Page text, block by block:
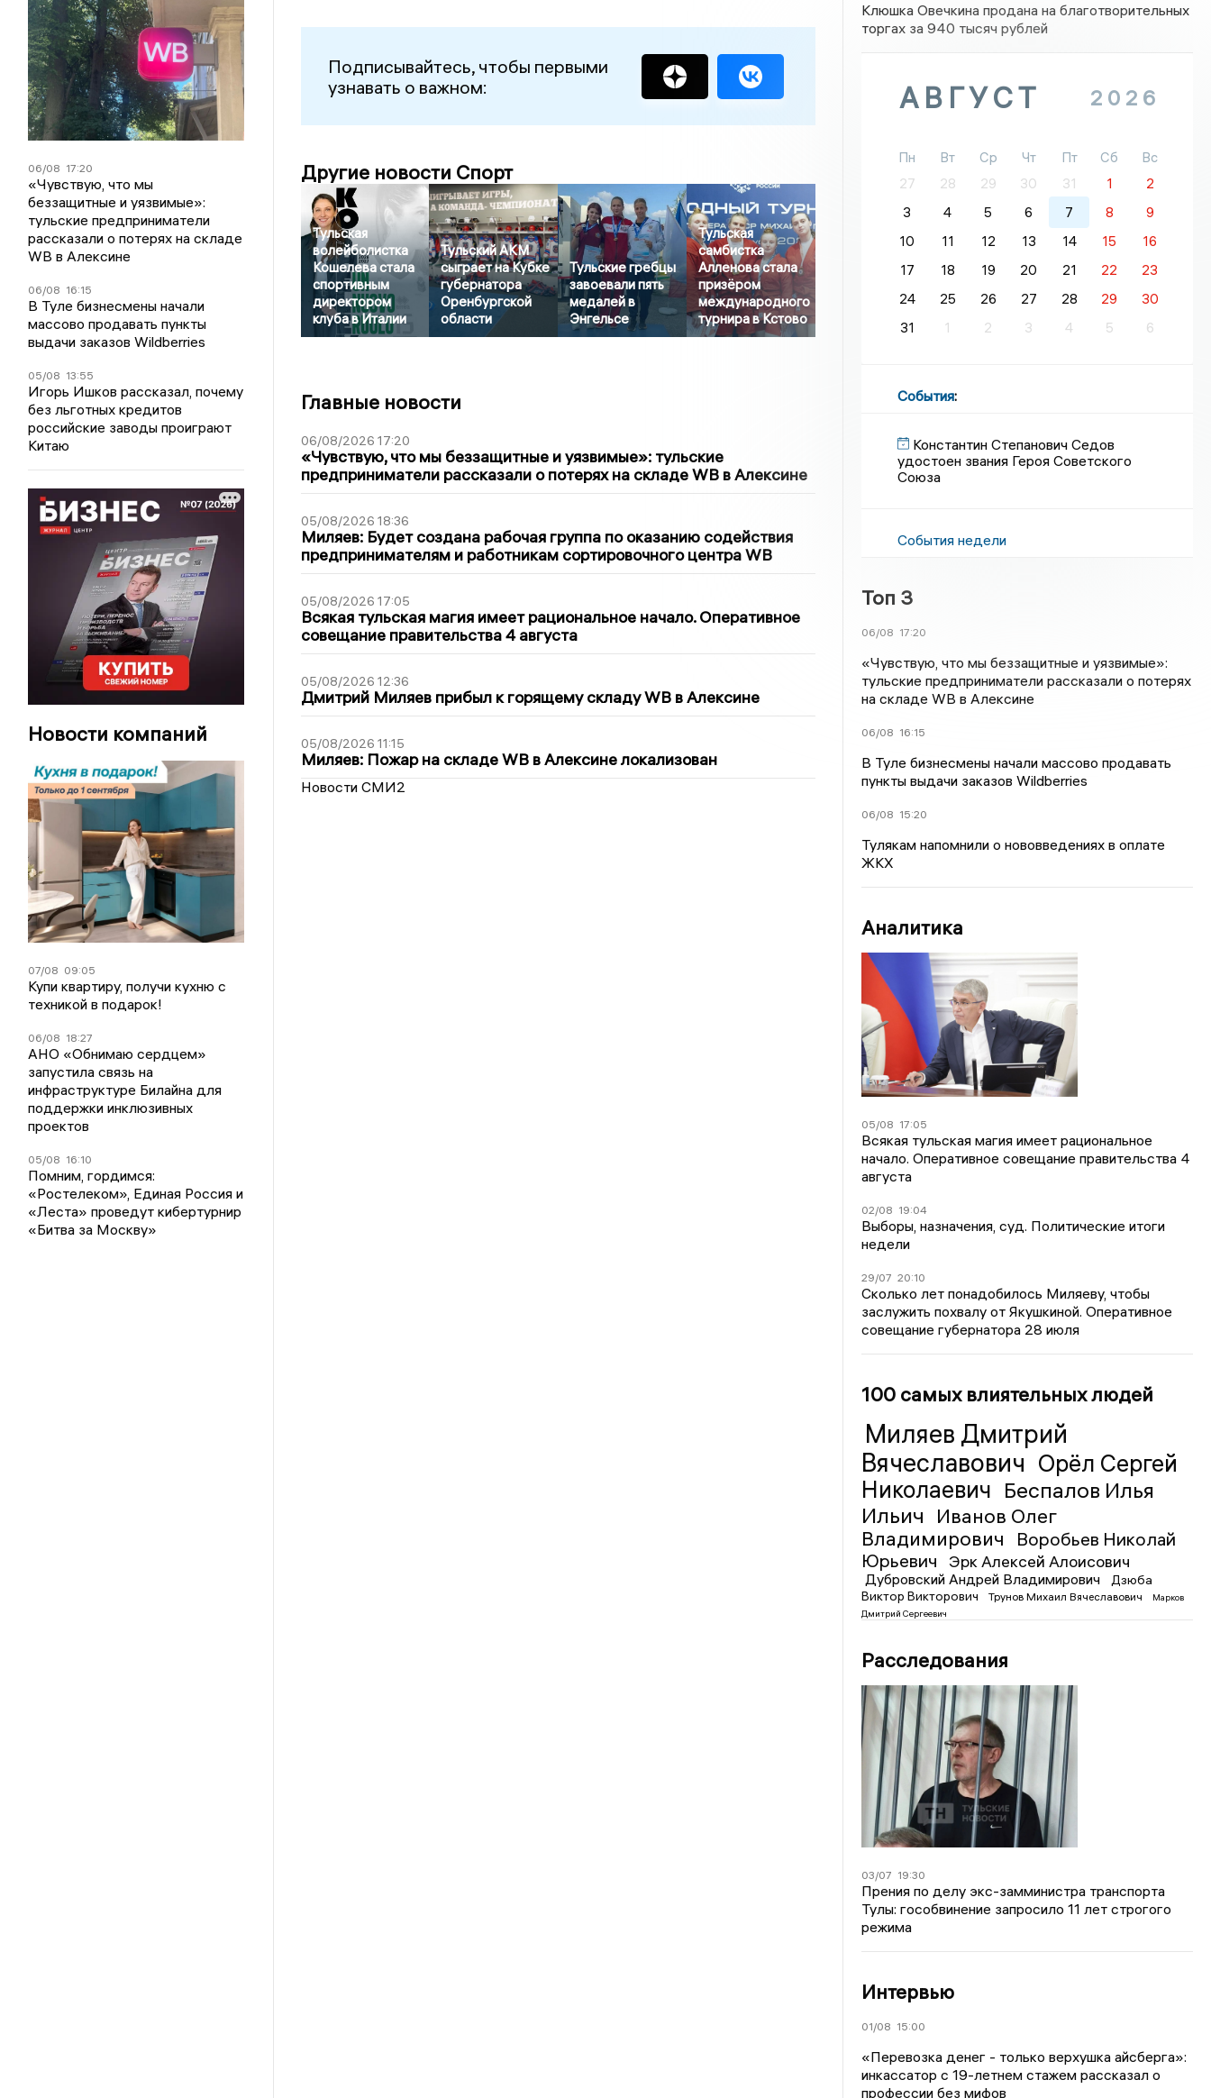
06/08 17:20
«Чувствую, что мы
беззащитные и уязвимые»:
тульские предприниматели
рассказали о потерях на складе
WB в Алексине
06/08 16:15
В Туле бизнесмены начали
массово продавать пункты
выдачи заказов Wildberries
05/08 13:55
Игорь Ишков рассказал, почему
без льготных кредитов
российские заводы проиграют
Китаю
Новости компаний
07/08 09:05
Купи квартиру, получи кухню с
техникой в подарок!
06/08 18:27
АНО «Обнимаю сердцем»
запустила связь на
инфраструктуре Билайна для
поддержки инклюзивных
проектов
05/08 16:10
Помним, гордимся:
«Ростелеком», Единая Россия и
«Леста» проведут кибертурнир
«Битва за Москву»
Подписывайтесь, чтобы первыми
узнавать о важном:
Другие новости Спорт
Тульская
волейболистка
Кошелева стала
спортивным
директором
клуба в Италии
Тульский АКМ
сыграет на Кубке
губернатора
Оренбургской
области
Тульские гребцы
завоевали пять
медалей в
Энгельсе
Тульская
самбистка
Алленова стала
призёром
международного
турнира в Кстово
Главные новости
06/08/2026 17:20
«Чувствую, что мы беззащитные и уязвимые»: тульские
предприниматели рассказали о потерях на складе WB в Алексине
05/08/2026 18:36
Миляев: Будет создана рабочая группа по оказанию содействия
предпринимателям и работникам сортировочного центра WB
05/08/2026 17:05
Всякая тульская магия имеет рациональное начало. Оперативное
совещание правительства 4 августа
05/08/2026 12:36
Дмитрий Миляев прибыл к горящему складу WB в Алексине
05/08/2026 11:15
Миляев: Пожар на складе WB в Алексине локализован
Новости СМИ2
Клюшка Овечкина продана на благотворительных
торгах за 940 тысяч рублей
АВГУСТ 2026
Пн Вт Ср Чт Пт Сб
Вс
27
28 29 30 31 1
2
3
4 5 6 7 8
9
10
11 12 13 14 15
16
17
18 19 20 21 22
23
24
25 26 27 28 29
30
31
1 2 3 4 5 6
События:
Константин Степанович Седов
удостоен звания Героя Советского
Союза
События недели
Топ 3
06/08 17:20
«Чувствую, что мы беззащитные и уязвимые»:
тульские предприниматели рассказали о потерях
на складе WB в Алексине
06/08 16:15
В Туле бизнесмены начали массово продавать
пункты выдачи заказов Wildberries
06/08 15:20
Тулякам напомнили о нововведениях в оплате
ЖКХ
Аналитика
05/08 17:05
Всякая тульская магия имеет рациональное
начало. Оперативное совещание правительства 4
августа
02/08 19:04
Выборы, назначения, суд. Политические итоги
недели
29/07 20:10
Сколько лет понадобилось Миляеву, чтобы
заслужить похвалу от Якушкиной. Оперативное
совещание губернатора 28 июля
100 самых влиятельных людей
Миляев Дмитрий
Вячеславович Орёл Сергей
Николаевич Беспалов Илья
Ильич
Иванов Олег
Владимирович
Воробьев Николай
Юрьевич
Эрк Алексей Алоисович
Дубровский Андрей Владимирович
Дзюба
Виктор Викторович
Трунов Михаил Вячеславович
Марков
Дмитрий Сергеевич
Расследования
03/07 19:30
Прения по делу экс-замминистра транспорта
Тулы: гособвинение запросило 11 лет строгого
режима
Интервью
01/08 15:00
«Перевозка денег - только верхушка айсберга»:
инкассатор с 19-летнем стажем рассказал о
профессии без мифов